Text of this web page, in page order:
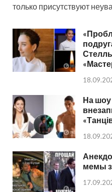
только присутствуют
На шоу
мемы